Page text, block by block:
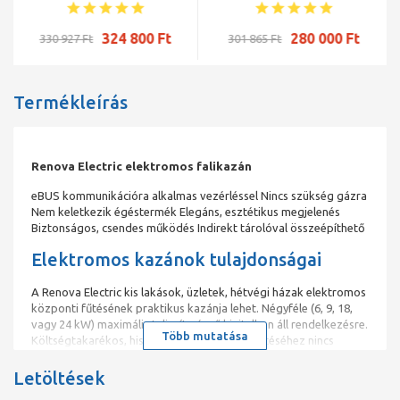
víz előállításhoz
330 927 Ft 324 800 Ft 301 865 Ft 280 000 Ft
Termékleírás
Renova Electric elektromos falikazán
eBUS kommunikációra alkalmas vezérléssel Nincs szükség gázra
Nem keletkezik égéstermék Elegáns, esztétikus megjelenés
Biztonságos, csendes működés Indirekt tárolóval összeépíthető
Elektromos kazánok tulajdonságai
A Renova Electric kis lakások, üzletek, hétvégi házak elektromos
központi fűtésének praktikus kazánja lehet. Négyféle (6, 9, 18,
vagy 24 kW) maximális teljesítményű kivitelben áll rendelkezésre.
Költségtakarékos, hiszen a készülékek telepítéséhez nincs
évenkénti vizsgálatra és ellenőrzésre, így annak költségei
megtakaríthatók.
Több mutatása
Letöltések